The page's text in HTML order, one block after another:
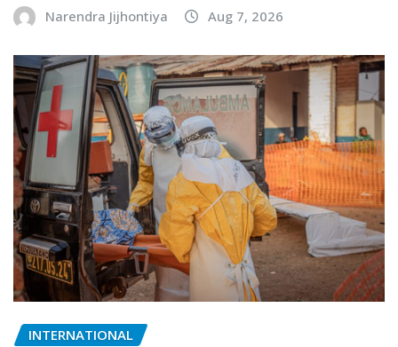
Narendra Jijhontiya Aug 7, 2026
INTERNATIONAL